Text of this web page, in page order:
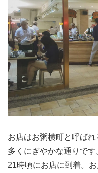
お店はお粥横町と呼ば
多くにぎやかな通りです
21時頃にお店に到着。